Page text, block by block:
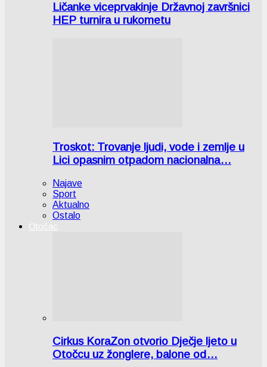
Ličanke viceprvakinje Državnoj završnici
HEP turnira u rukometu
Troskot: Trovanje ljudi, vode i zemlje u
Lici opasnim otpadom nacionalna…
Najave
Sport
Aktualno
Ostalo
Otočac
Cirkus KoraZon otvorio Dječje ljeto u
Otočcu uz žonglere, balone od…